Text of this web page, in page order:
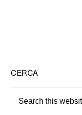
Primary
Sidebar
CERCA